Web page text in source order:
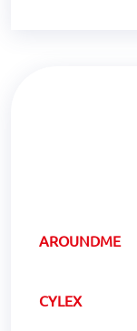
AROUNDME
CYLEX